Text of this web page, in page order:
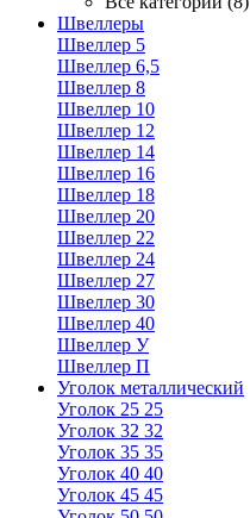
Швеллеры
Швеллер 5
Швеллер 6,5
Швеллер 8
Швеллер 10
Швеллер 12
Швеллер 14
Швеллер 16
Швеллер 18
Швеллер 20
Швеллер 22
Швеллер 24
Швеллер 27
Швеллер 30
Швеллер 40
Швеллер У
Швеллер П
Уголок металлический
Уголок 25 25
Уголок 32 32
Уголок 35 35
Уголок 40 40
Уголок 45 45